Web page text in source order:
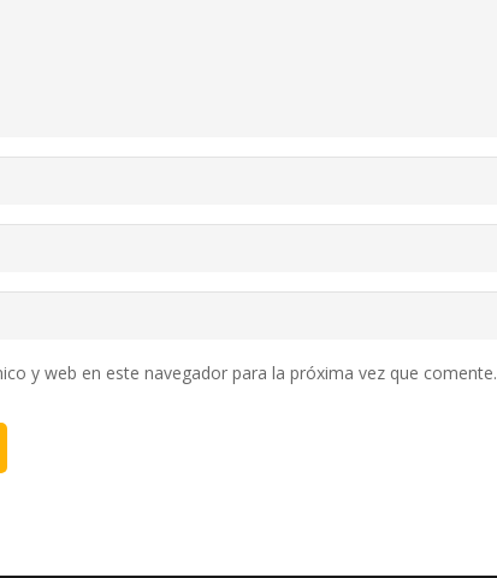
y web en este navegador para la próxima vez que comente.